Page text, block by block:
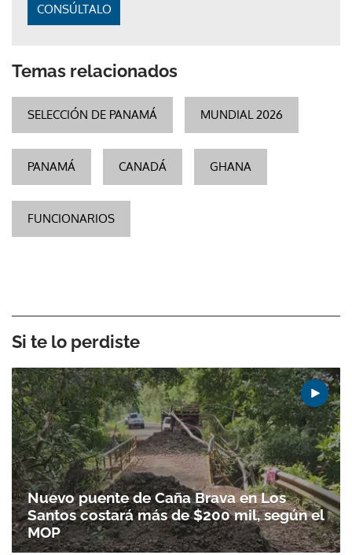
CONSÚLTALO
Temas relacionados
SELECCIÓN DE PANAMÁ MUNDIAL 2026
PANAMÁ CANADÁ GHANA
FUNCIONARIOS
Si te lo perdiste
Nuevo puente de Caña Brava en Los
Santos costará más de $200 mil, según el
MOP